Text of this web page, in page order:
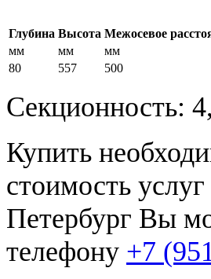
Глубина Высота Межосевое
мм
мм мм
80
557 500
Секционность:
Купить
стоимость
Петербург Вы
телефону +7